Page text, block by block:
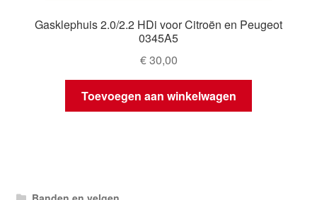
Gasklephuis 2.0/2.2 HDi voor Citroën en Peugeot
0345A5
€30,00
Toevoegen aan winkelwagen